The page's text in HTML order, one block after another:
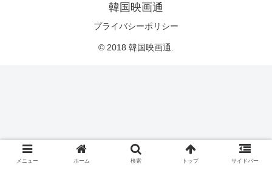
韓国映画通
プライバシーポリシー
© 2018 韓国映画通.
メニュー ホーム 検索 トップ サイドバー